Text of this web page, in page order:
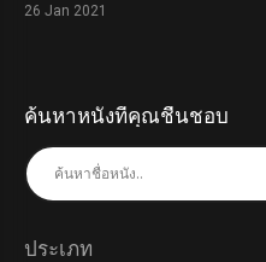
26 Jan 2021
ค้นหาหนังที่คุณชื่นชอบ
ประเภท